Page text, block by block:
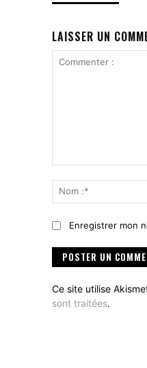
LAISSER UN
Enregistrer mon
Ce site utilise
sont traitées.